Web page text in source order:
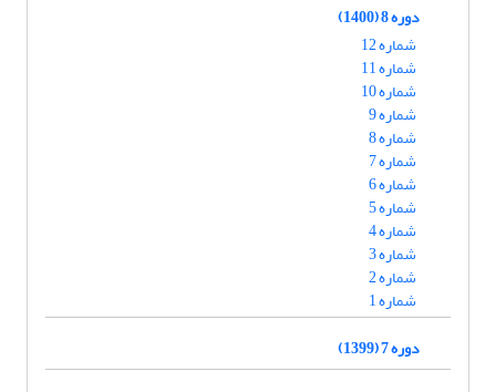
دوره 8 (1400)
شماره 12
شماره 11
شماره 10
شماره 9
شماره 8
شماره 7
شماره 6
شماره 5
شماره 4
شماره 3
شماره 2
شماره 1
دوره 7 (1399)